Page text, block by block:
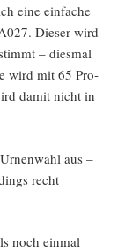
eine ein­fa­che
Die­ser wird
– dies­mal
wird mit 65 Pro­
damit nicht in
aus –
recht
noch ein­mal